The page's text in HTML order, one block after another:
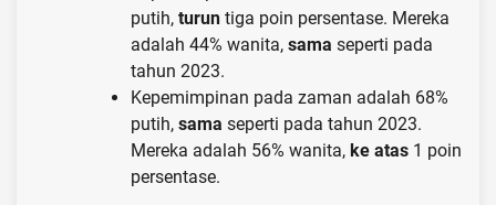
putih, turun tiga poin persentase. Mereka
adalah 44% wanita, sama seperti pada
tahun 2023.
Kepemimpinan pada zaman adalah 68%
putih, sama seperti pada tahun 2023.
Mereka adalah 56% wanita, ke atas 1 poin
persentase.